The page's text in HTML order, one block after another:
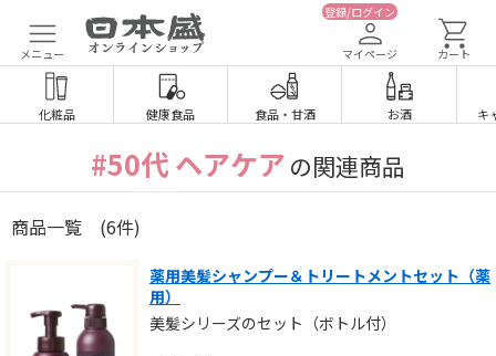
メニュー
登録/ログイン
マイページ カート
化粧品 健康食品 食品・ 甘酒 お酒 キ
#50代 ヘアケア の関連商品
商品一覧 (6件)
薬用美髪シャンプー＆トリートメントセット（薬
用）
美髪シリーズのセット（ボトル付）